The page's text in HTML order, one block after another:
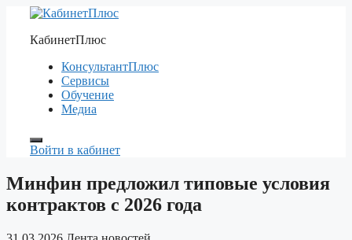
Перейти
содержимому
КабинетПлюс
КонсультантПлюс
Сервисы
Обучение
Медиа
Войти в кабинет
Минфин предложил типовые условия
контрактов с 2026 года